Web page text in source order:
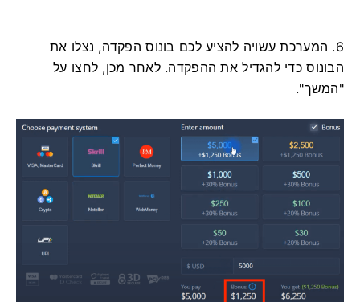
6. המערכת עשויה להציע לכם בונוס הפקדה, נצלו את
הבונוס כדי להגדיל את ההפקדה. לאחר מכן, לחצו על
"המשך".